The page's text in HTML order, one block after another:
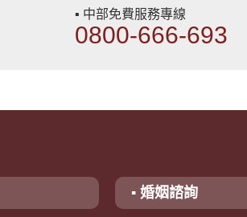
▪ 中部免費服務專線
0800-666-693
▪ 婚姻諮詢